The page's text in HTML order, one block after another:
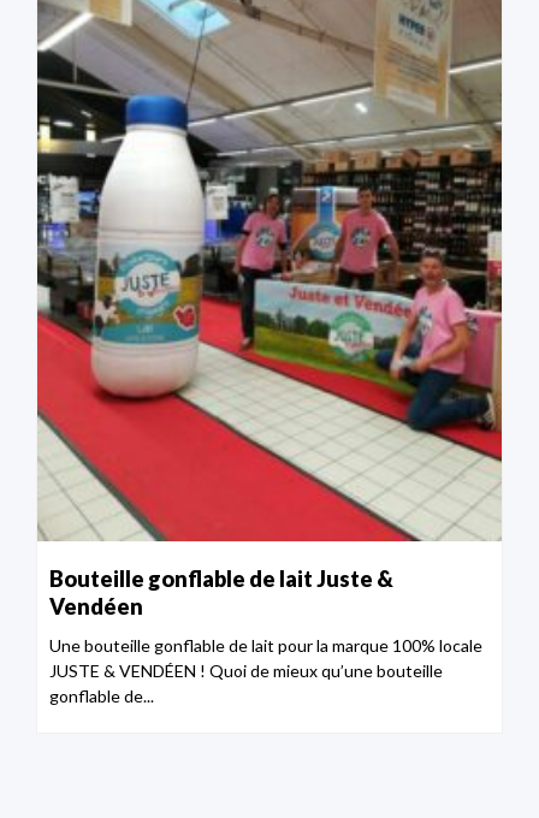
Bouteille gonflable de lait Juste &
Vendéen
Une bouteille gonflable de lait pour la marque 100% locale
JUSTE & VENDÉEN ! Quoi de mieux qu’une bouteille
gonflable de...